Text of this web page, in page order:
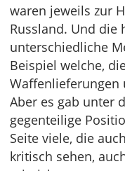
waren jeweils zur
Russland. Und die
unterschiedliche
Beispiel welche,
Waffenlieferungen
Aber es gab unter
gegenteilige
Seite viele, die
kritisch sehen,